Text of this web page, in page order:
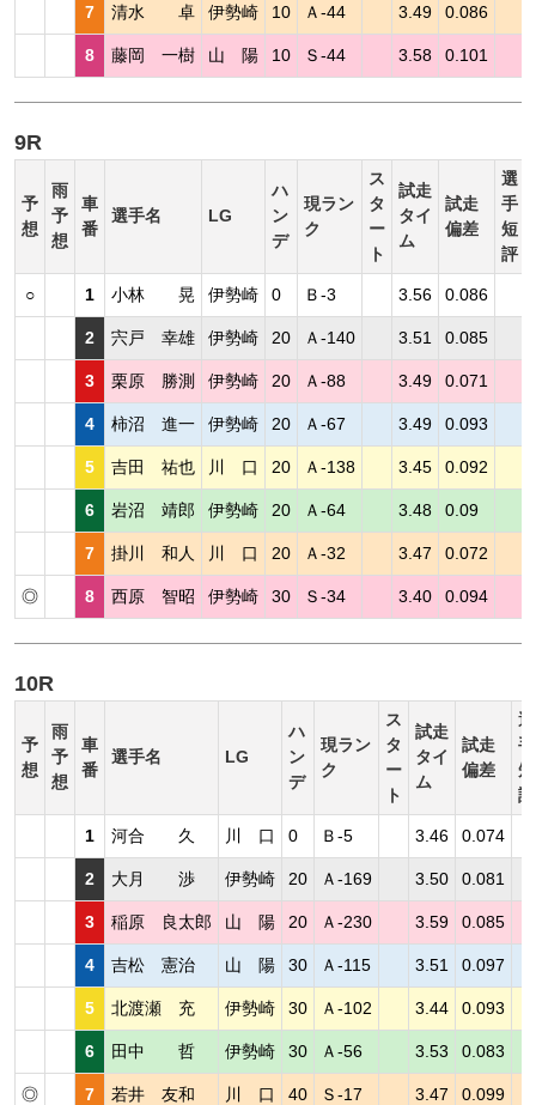
7 清水 卓 伊勢崎 10 Ａ-44 3.49 0.086
8 藤岡 一樹 山 陽 10 Ｓ-44 3.58 0.101
9R
予
想
雨
予
想
車
番
選手名 LG
ハ
ン
デ
現ラン
ク
ス
タ
ー
ト
試走
タイ
ム
試走
偏差
選
手
短
評
○ 1 小林 晃 伊勢崎 0 Ｂ-3 3.56 0.086
2 宍戸 幸雄 伊勢崎 20 Ａ-140 3.51 0.085
3 栗原 勝測 伊勢崎 20 Ａ-88 3.49 0.071
4 柿沼 進一 伊勢崎 20 Ａ-67 3.49 0.093
5 吉田 祐也 川 口 20 Ａ-138 3.45 0.092
6 岩沼 靖郎 伊勢崎 20 Ａ-64 3.48 0.09
7 掛川 和人 川 口 20 Ａ-32 3.47 0.072
◎ 8 西原 智昭 伊勢崎 30 Ｓ-34 3.40 0.094
10R
予
想
雨
予
想
車
番
選手名 LG
ハ
ン
デ
現ラン
ク
ス
タ
ー
ト
試走
タイ
ム
試走
偏差
選
手
短
評
1 河合 久 川 口 0 Ｂ-5 3.46 0.074
2 大月 渉 伊勢崎 20 Ａ-169 3.50 0.081
3 稲原 良太郎 山 陽 20 Ａ-230 3.59 0.085
4 吉松 憲治 山 陽 30 Ａ-115 3.51 0.097
5 北渡瀬 充 伊勢崎 30 Ａ-102 3.44 0.093
6 田中 哲 伊勢崎 30 Ａ-56 3.53 0.083
◎ 7 若井 友和 川 口 40 Ｓ-17 3.47 0.099